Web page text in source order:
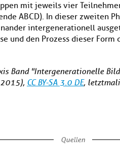
mit jeweils vier
ABCD). In dieser zweiten
intergenerationell
und den Prozess dieser
Band "Intergenerationelle
CC BY-SA 3.0 DE,
Quellen